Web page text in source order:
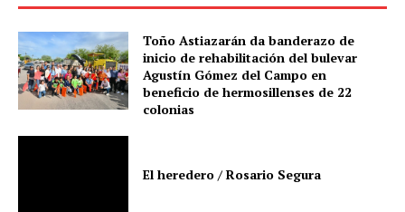
Toño Astiazarán da banderazo de
inicio de rehabilitación del bulevar
Agustín Gómez del Campo en
beneficio de hermosillenses de 22
colonias
El heredero / Rosario Segura